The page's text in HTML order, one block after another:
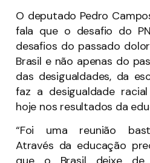
O deputado Pedro
fala que o desafio do
desafios do passado
Brasil e não apenas do
das desigualdades, da
faz a desigualdade
hoje nos resultados da
“Foi uma reunião
Através da educação